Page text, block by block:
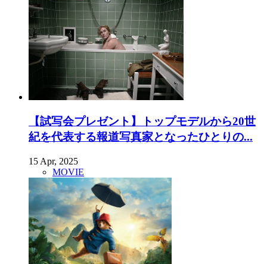
【試写会プレゼント】トップモデルから20世
紀を代表する報道写真家となったひとりの...
15 Apr, 2025
MOVIE